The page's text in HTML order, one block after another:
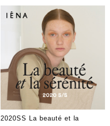
2020SS La beauté et la